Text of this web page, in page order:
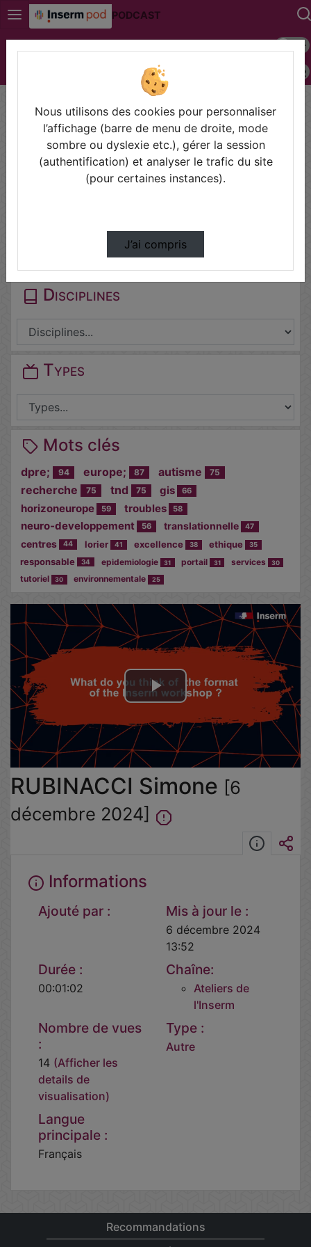
PODCAST
Mode
Police
RUBINACCI Simone
Lire
la
vidéo
RUBINACCI Simone [6
décembre 2024]
Informations
Ajouté par : Mis à jour le :
6 décembre 2024
13:52
Durée :
00:01:02
Chaîne:
Ateliers de
l'Inserm
Nombre de vues
:
14 (Afficher les
details de
visualisation)
Type :
Autre
Langue
principale :
Français
Prendre des notes
Il n'y a pas de note disponible pour vous pour cette vidéo.
Connectez-vous pour en créer une nouvelle.
Disciplines
Types
Mots clés
dpre; 94 europe; 87 autisme 75
recherche 75 tnd 75 gis 66
horizoneurope 59 troubles 58
neuro-developpement 56 translationnelle 47
centres 44 lorier 41 excellence 38 ethique 35
responsable 34 epidemiologie 31 portail 31 services 30
tutoriel 30 environnementale 25
Recommandations
Nous utilisons des cookies pour personnaliser
l’affichage (barre de menu de droite, mode
sombre ou dyslexie etc.), gérer la session
(authentification) et analyser le trafic du site
(pour certaines instances).
J’ai compris